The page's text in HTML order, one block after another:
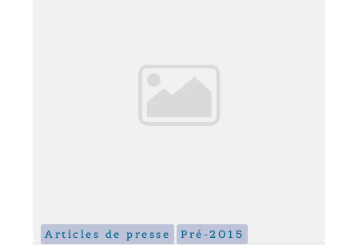
Articles de presse Pré-2015